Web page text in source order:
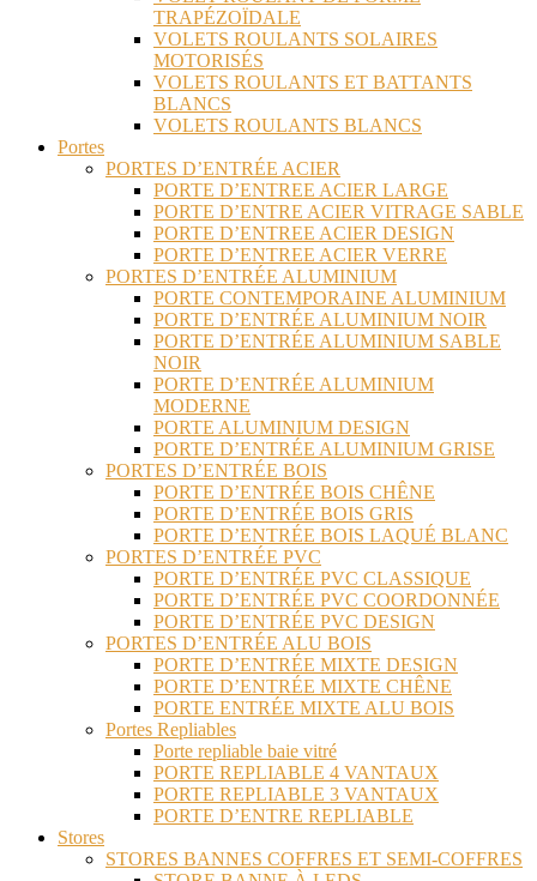
TRAPÉZOÏDALE
VOLETS ROULANTS SOLAIRES
MOTORISÉS
VOLETS ROULANTS ET BATTANTS
BLANCS
VOLETS ROULANTS BLANCS
Portes
PORTES D’ENTRÉE ACIER
PORTE D’ENTREE ACIER LARGE
PORTE D’ENTRE ACIER VITRAGE SABLE
PORTE D’ENTREE ACIER DESIGN
PORTE D’ENTREE ACIER VERRE
PORTES D’ENTRÉE ALUMINIUM
PORTE CONTEMPORAINE ALUMINIUM
PORTE D’ENTRÉE ALUMINIUM NOIR
PORTE D’ENTRÉE ALUMINIUM SABLE
NOIR
PORTE D’ENTRÉE ALUMINIUM
MODERNE
PORTE ALUMINIUM DESIGN
PORTE D’ENTRÉE ALUMINIUM GRISE
PORTES D’ENTRÉE BOIS
PORTE D’ENTRÉE BOIS CHÊNE
PORTE D’ENTRÉE BOIS GRIS
PORTE D’ENTRÉE BOIS LAQUÉ BLANC
PORTES D’ENTRÉE PVC
PORTE D’ENTRÉE PVC CLASSIQUE
PORTE D’ENTRÉE PVC COORDONNÉE
PORTE D’ENTRÉE PVC DESIGN
PORTES D’ENTRÉE ALU BOIS
PORTE D’ENTRÉE MIXTE DESIGN
PORTE D’ENTRÉE MIXTE CHÊNE
PORTE ENTRÉE MIXTE ALU BOIS
Portes Repliables
Porte repliable baie vitré
PORTE REPLIABLE 4 VANTAUX
PORTE REPLIABLE 3 VANTAUX
PORTE D’ENTRE REPLIABLE
Stores
STORES BANNES COFFRES ET SEMI-COFFRES